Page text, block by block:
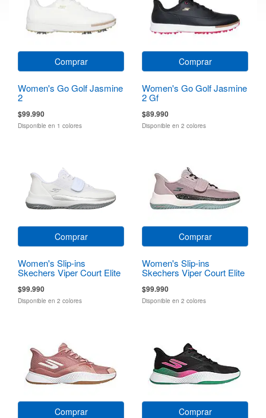
Comprar
Women's Go Golf Jasmine
2
$99.990
Disponible en 1 colores
Comprar
Women's Go Golf Jasmine
2 Gf
$89.990
Disponible en 2 colores
Comprar
Women's Slip-ins
Skechers Viper Court Elite
$99.990
Disponible en 2 colores
Comprar
Women's Slip-ins
Skechers Viper Court Elite
$99.990
Disponible en 2 colores
Comprar Comprar